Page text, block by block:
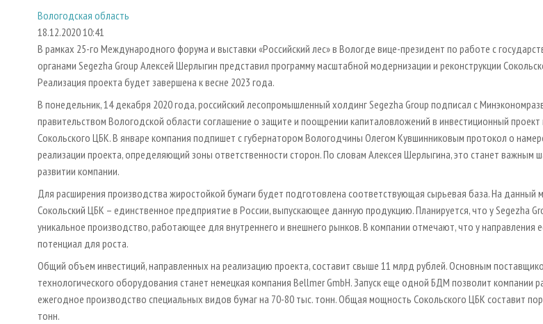
Вологодская область
18.12.2020 10:41
В рамках 25-го Международного форума и выставки «Российский лес» в Вологде вице-президент по работе с
органами Segezha Group Алексей Шерлыгин представил программу масштабной модернизации и реконструкции
Реализация проекта будет завершена к весне 2023 года.
В понедельник, 14 декабря 2020 года, российский лесопромышленный холдинг Segezha Group подписал с
правительством Вологодской области соглашение о защите и поощрении капиталовложений в инвестиционный
Сокольского ЦБК. В январе компания подпишет с губернатором Вологодчины Олегом Кувшинниковым протокол о
реализации проекта, определяющий зоны ответственности сторон. По словам Алексея Шерлыгина, это станет важным
развитии компании.
Для расширения производства жиростойкой бумаги будет подготовлена соответствующая сырьевая база. На данный
Сокольский ЦБК – единственное предприятие в России, выпускающее данную продукцию. Планируется, что у Segezha
уникальное производство, работающее для внутреннего и внешнего рынков. В компании отмечают, что у направления
потенциал для роста.
Общий объем инвестиций, направленных на реализацию проекта, составит свыше 11 млрд рублей. Основным
технологического оборудования станет немецкая компания Bellmer GmbH. Запуск еще одной БДМ позволит компании
ежегодное производство специальных видов бумаг на 70-80 тыс. тонн. Общая мощность Сокольского ЦБК составит
тонн.